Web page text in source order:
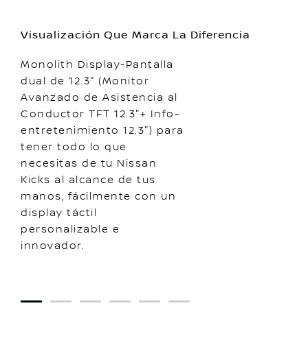
Visualización Que Marca La Diferencia
Monolith Display-Pantalla
dual de 12.3" (Monitor
Avanzado de Asistencia al
Conductor TFT 12.3"+ Info-
entretenimiento 12.3") para
tener todo lo que
necesitas de tu Nissan
Kicks al alcance de tus
manos, fácilmente con un
display táctil
personalizable e
innovador.
1 2 3 4 5 6